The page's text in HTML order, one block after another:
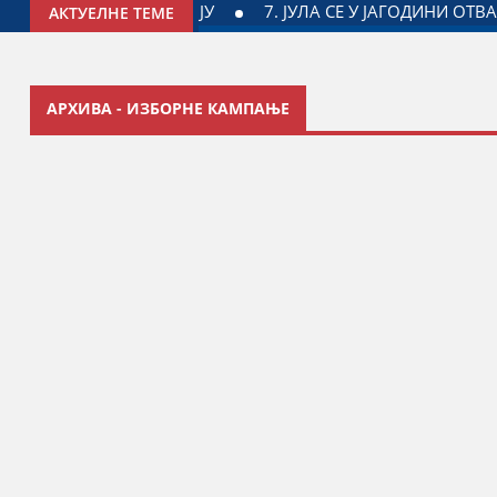
АКТУЕЛНЕ ТЕМЕ
ПАРК ДРАГАН МАРКОВИЋ ПАЛМА МИНИСТАР
АРХИВА - ИЗБОРНЕ КАМПАЊЕ